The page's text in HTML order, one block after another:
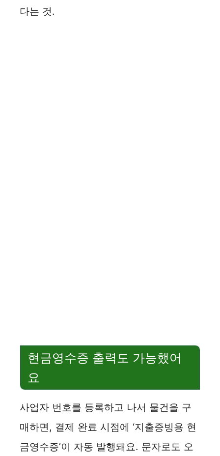
다는 것.
현금영수증 출력도 가능했어
요
사업자 번호를 등록하고 나서 물건을 구
매하면, 결제 완료 시점에 ‘지출증빙용 현
금영수증’이 자동 발행돼요. 문자로도 오